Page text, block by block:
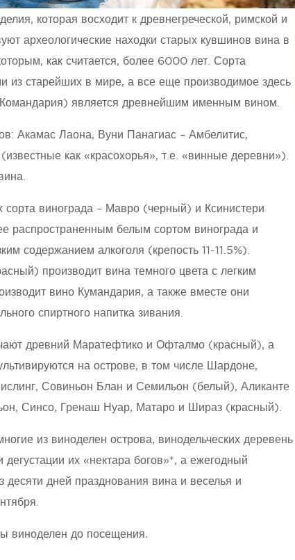
которая восходит к древнегреческой, римской и
археологические находки старых кувшинов вина в
как считается, более 6000 лет. Сорта
из старейших в мире, а все еще производимое здесь
является древнейшим именным вином.
Акамас Лаона, Вуни Панагиас – Амбелитис,
как «красохорья», т.е. «винные деревни»).
винограда – Мавро (черный) и Ксинистери
распространенным белым сортом винограда и
содержанием алкоголя (крепость 11-11.5%).
производит вина темного цвета с легким
вино Кумандария, а также вместе они
спиртного напитка зивания.
древний Маратефтико и Офталмо (красный), а
на острове, в том числе Шардоне,
Совиньон Блан и Семильон (белый), Аликанте
Синсо, Гренаш Нуар, Матаро и Шираз (красный).
из виноделен острова, винодельческих деревень
их «нектара богов»*, а ежегодный
дней празднования вина и веселья и
виноделен до посещения.